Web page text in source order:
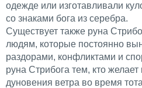
одежде или изготавливали
со знаками бога из серебра.
Существует также руна
людям, которые постоянно
раздорами, конфликтами и
руна Стрибога тем, кто
дуновения ветра во время